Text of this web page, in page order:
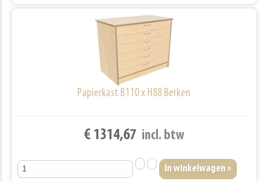
Papierkast B110 x H88 Berken
€ 1314,67 incl. btw